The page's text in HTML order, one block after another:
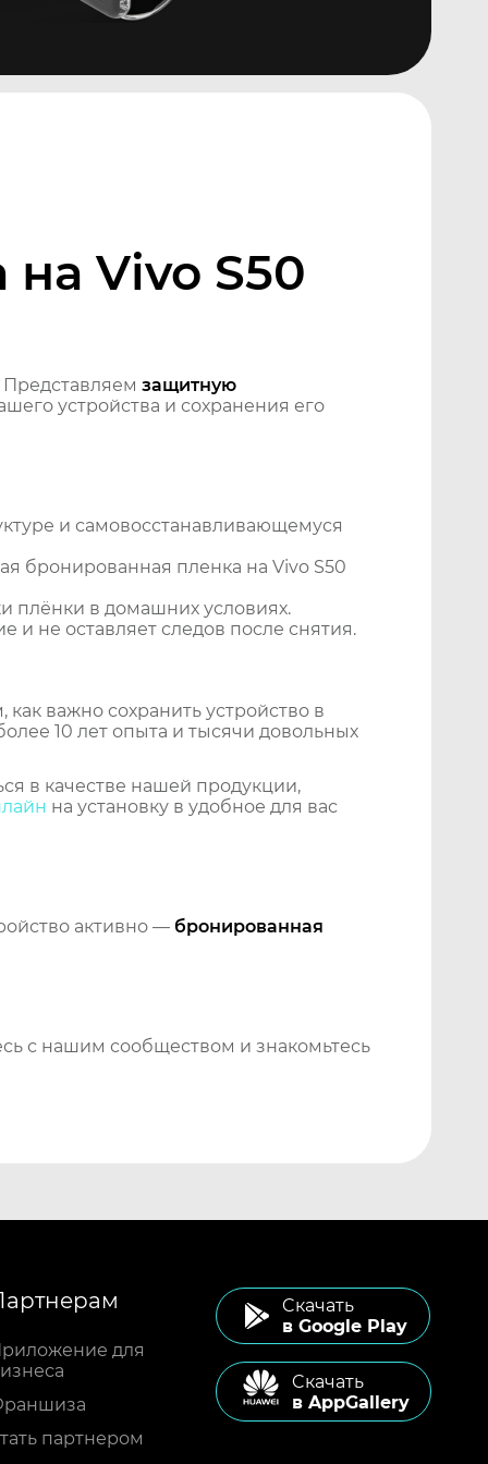
Vivo S50
Представляем защитную
устройства и сохранения его
и самовосстанавливающемуся
бронированная пленка на Vivo S50
плёнки в домашних условиях.
и не оставляет следов после снятия.
важно сохранить устройство в
10 лет опыта и тысячи довольных
в качестве нашей продукции,
на установку в удобное для вас
активно — бронированная
с нашим сообществом и знакомьтесь
для
партнером
Cкачать
в Google Play
Cкачать
в AppGallery